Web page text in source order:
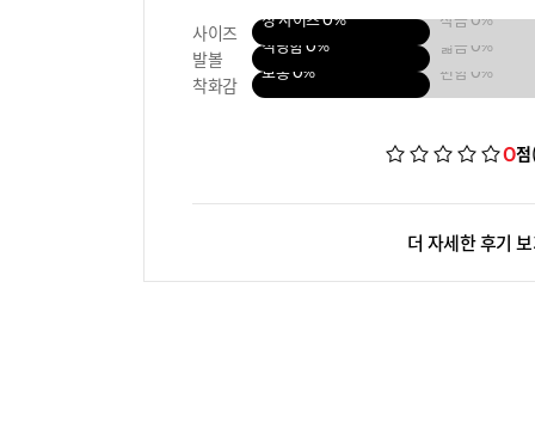
사이즈
정 사이즈0% 작음0%
발볼
적당함 0% 넓음 0%
착화감
보통0% 편함 0%
0점
더 자세한 후기